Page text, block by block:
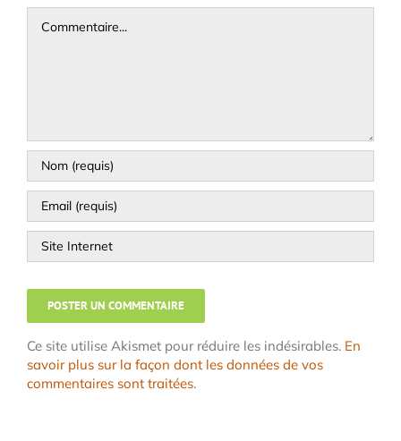
Ce site utilise Akismet pour réduire les indésirables. En
savoir plus sur la façon dont les données de vos
commentaires sont traitées.